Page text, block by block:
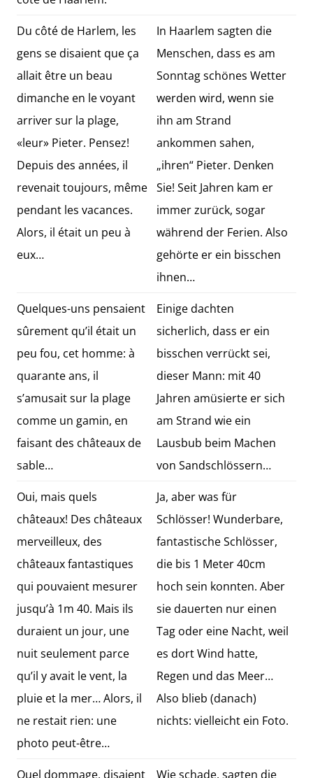
Du côté de Harlem, les
gens se disaient que ça
allait être un beau
dimanche en le voyant
arriver sur la plage,
«leur» Pieter. Pensez!
Depuis des années, il
revenait toujours, même
pendant les vacances.
Alors, il était un peu à
eux…
In Haarlem sagten die
Menschen, dass es am
Sonntag schönes Wetter
werden wird, wenn sie
ihn am Strand
ankommen sahen,
„ihren“ Pieter. Denken
Sie! Seit Jahren kam er
immer zurück, sogar
während der Ferien. Also
gehörte er ein bisschen
ihnen…
Quelques-uns pensaient
sûrement qu’il était un
peu fou, cet homme: à
quarante ans, il
s’amusait sur la plage
comme un gamin, en
faisant des châteaux de
sable…
Einige dachten
sicherlich, dass er ein
bisschen verrückt sei,
dieser Mann: mit 40
Jahren amüsierte er sich
am Strand wie ein
Lausbub beim Machen
von Sandschlössern…
Oui, mais quels
châteaux! Des châteaux
merveilleux, des
châteaux fantastiques
qui pouvaient mesurer
jusqu’à 1m 40. Mais ils
duraient un jour, une
nuit seulement parce
qu’il y avait le vent, la
pluie et la mer… Alors, il
ne restait rien: une
photo peut-être…
Ja, aber was für
Schlösser! Wunderbare,
fantastische Schlösser,
die bis 1 Meter 40cm
hoch sein konnten. Aber
sie dauerten nur einen
Tag oder eine Nacht, weil
es dort Wind hatte,
Regen und das Meer…
Also blieb (danach)
nichts: vielleicht ein Foto.
Quel dommage, disaient Wie schade, sagten die